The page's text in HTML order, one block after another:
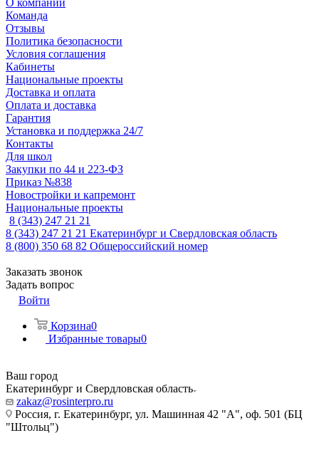
О компании
Команда
Отзывы
Политика безопасности
Условия соглашения
Кабинеты
Национальные проекты
Доставка и оплата
Оплата и доставка
Гарантия
Установка и поддержка 24/7
Контакты
Для школ
Закупки по 44 и 223-ФЗ
Приказ №838
Новостройки и капремонт
Национальные проекты
8 (343) 247 21 21
8 (343) 247 21 21 Екатеринбург и Свердловская область
8 (800) 350 68 82 Общероссийский номер
Заказать звонок
Задать вопрос
Войти
Корзина0
Избранные товары0
Ваш город
Екатеринбург и Свердловская область
zakaz@rosinterpro.ru
Россия, г. Екатеринбург, ул. Машинная 42 "А", оф. 501 (БЦ
"Штольц")